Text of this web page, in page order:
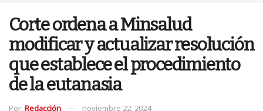
Corte ordena a Minsalud
modificar y actualizar resolución
que establece el procedimiento
de la eutanasia
Por: Redacción noviembre 22, 2024